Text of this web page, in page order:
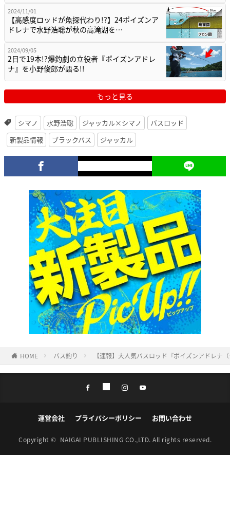
2024/11/01
【高感度ロッドが魚探代わり!?】24ポイズンア
ドレナで水野浩聡が秋の高滝湖を…
2024/09/05
2日で19本!?爆釣劇の立役者『ポイズンアドレ
ナ』を小野俊郎が語る!!
もっと見る
シマノ 水野浩聡 ジャッカル×シマノ
バスロッド
新製品情報
ブラックバス ジャッカル
HOME バス釣り 【速報】大人気バスロッド『ポイズンアドレ
運営会社 プライバシーポリシー お問い合わせ
Copyright © NAIGAI PUBLISHING CO.,LTD. All rights reserved.